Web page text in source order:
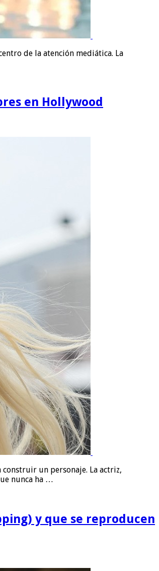
de la atención mediática. La
en Hollywood
un personaje. La actriz,
nunca ha …
y que se reproducen